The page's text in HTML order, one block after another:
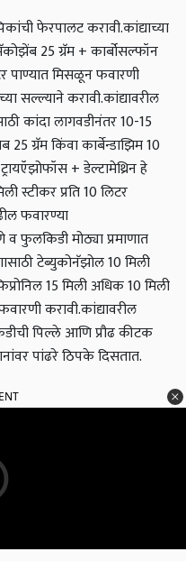
फेरपालट करावी.कांद्याच्या
25 ग्रॅम + कार्बोसल्फॉन
पाण्यात मिसळून फवारणी
सल्ल्याने करावी.कांद्यावरील
कांदा लागवडीनंतर 10-15
ग्रॅम किंवा कार्बेन्डाझिम 10
+ डेल्टामेथ्रिन हे
स्टीकर प्रति 10 लिटर
फवारण्या
व फुलकिडी मोठ्या प्रमाणात
टेब्युकोनॅझोल 10 मिली
15 मिली अधिक 10 मिली
करावी.कांद्यावरील
पिल्ले आणि प्रौढ कीटक
पांढरे ठिपके दिसतात.